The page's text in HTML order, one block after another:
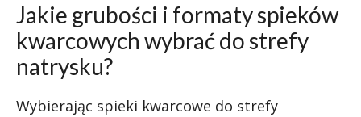
Jakie grubości i formaty spieków
kwarcowych wybrać do strefy
natrysku?
Wybierając spieki kwarcowe do strefy